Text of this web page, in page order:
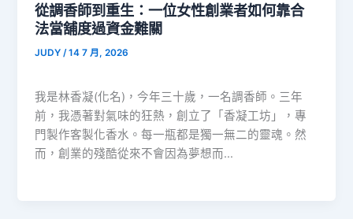
從調香師到重生：一位女性創業者如何靠合
法當舖度過資金難關
JUDY /14 7 月, 2026
我是林香凝(化名)，今年三十歲，一名調香師。三年
前，我憑著對氣味的狂熱，創立了「香凝工坊」，專
門製作客製化香水。每一瓶都是獨一無二的靈魂。然
而，創業的殘酷從來不會因為夢想而…